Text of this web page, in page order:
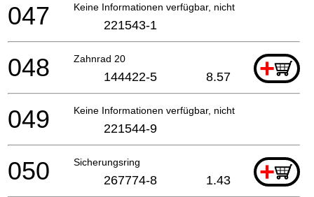
Keine Informationen verfügbar, nicht bestellbar
047 221543-1
Zahnrad 20 +
048 144422-5 8.57
Keine Informationen verfügbar, nicht bestellbar
049 221544-9
Sicherungsring +
050 267774-8 1.43